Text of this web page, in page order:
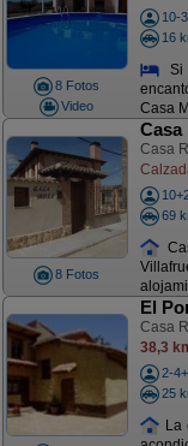
8 Fotos
Video
10-
16
Si
Casa
8 Fotos
Casa
Casa
69
El
Casa
38,3
2-
25
La